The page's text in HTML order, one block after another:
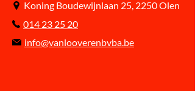
Koning Boudewijnlaan 25, 2250 Olen
014 23 25 20
info@vanlooverenbvba.be